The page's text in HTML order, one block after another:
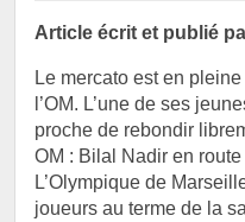
Article écrit et publié
Le mercato est en
l’OM. L’une de ses
proche de rebondir
OM : Bilal Nadir en
L’Olympique de
joueurs au terme de la